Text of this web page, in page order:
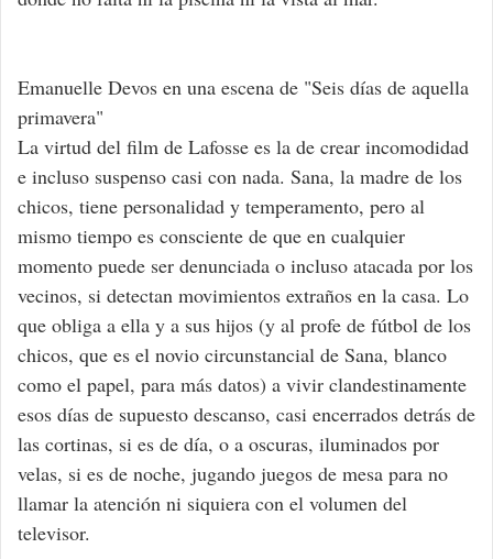
Emanuelle Devos en una escena de "Seis días de aquella
primavera"
La virtud del film de Lafosse es la de crear incomodidad
e incluso suspenso casi con nada. Sana, la madre de los
chicos, tiene personalidad y temperamento, pero al
mismo tiempo es consciente de que en cualquier
momento puede ser denunciada o incluso atacada por los
vecinos, si detectan movimientos extraños en la casa. Lo
que obliga a ella y a sus hijos (y al profe de fútbol de los
chicos, que es el novio circunstancial de Sana, blanco
como el papel, para más datos) a vivir clandestinamente
esos días de supuesto descanso, casi encerrados detrás de
las cortinas, si es de día, o a oscuras, iluminados por
velas, si es de noche, jugando juegos de mesa para no
llamar la atención ni siquiera con el volumen del
televisor.